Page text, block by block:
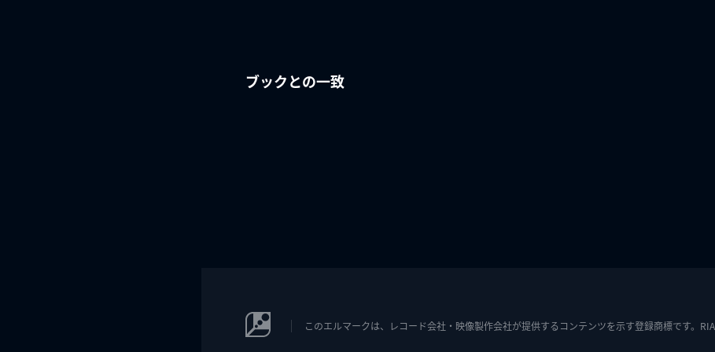
ブックとの一致
このエルマークは、レコード会社・映像製作会社が提供するコンテンツを示す登録商標です。